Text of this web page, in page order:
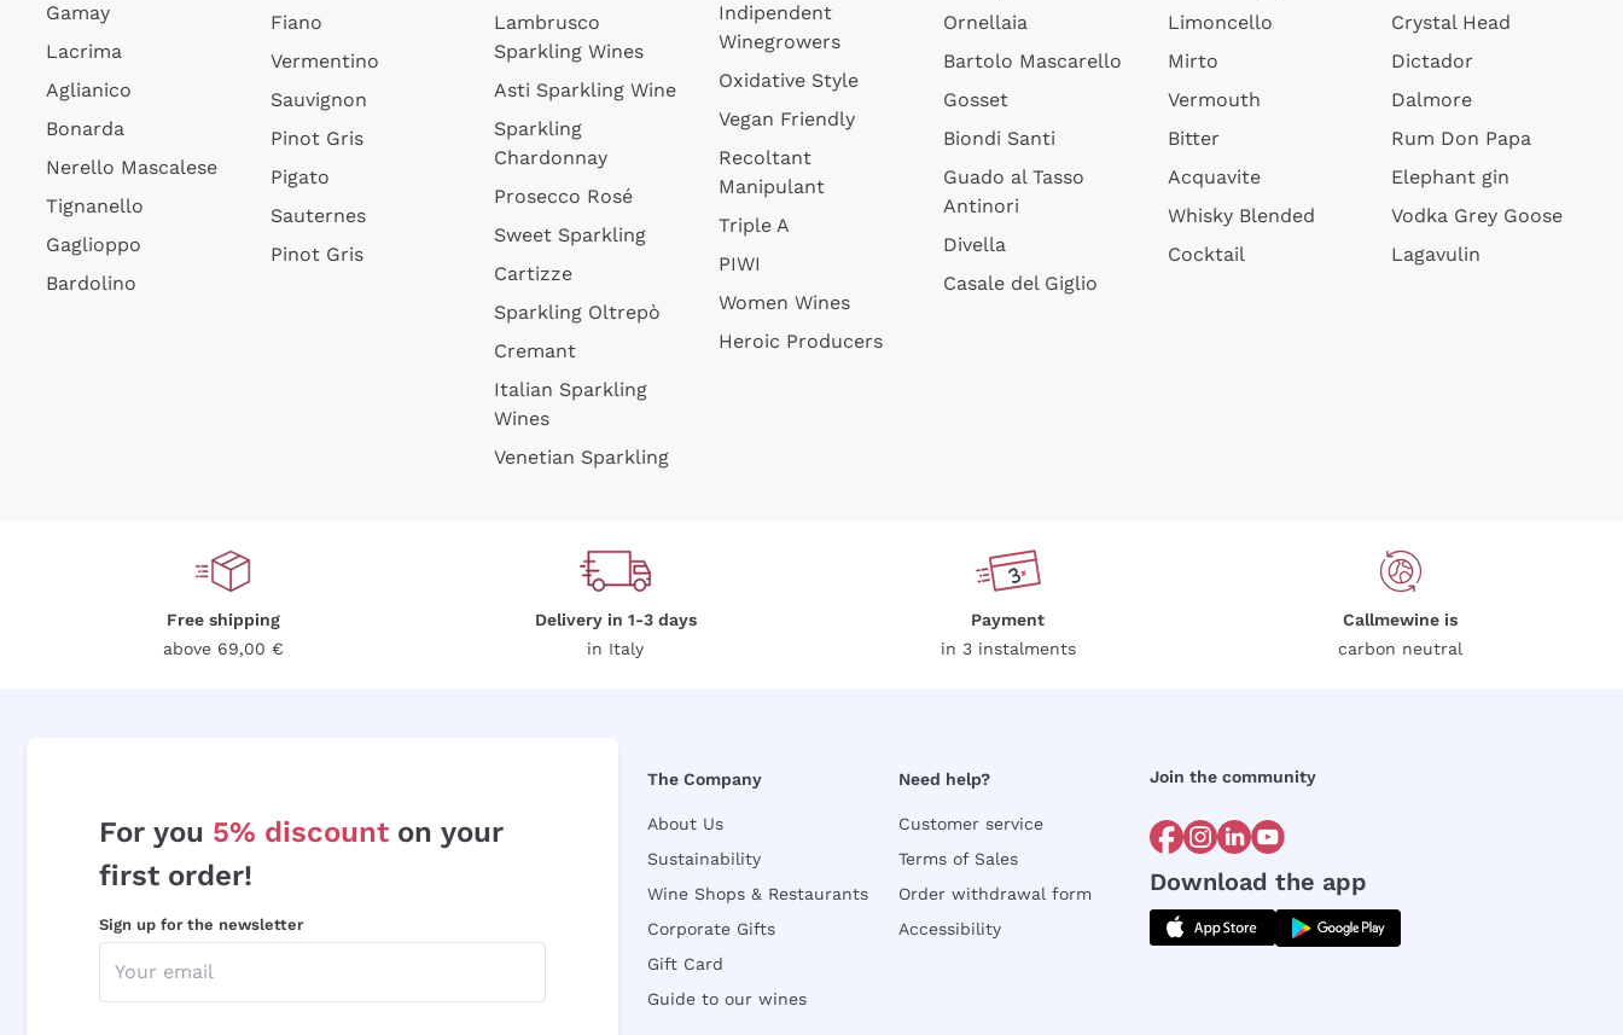
Gamay
Lacrima
Aglianico
Bonarda
Nerello Mascalese
Tignanello
Gaglioppo
Bardolino
Fiano
Vermentino
Sauvignon
Pinot Gris
Pigato
Sauternes
Pinot Gris
Lambrusco
Sparkling Wines
Asti Sparkling Wine
Sparkling
Chardonnay
Prosecco Rosé
Sweet Sparkling
Cartizze
Sparkling Oltrepò
Cremant
Italian Sparkling
Wines
Venetian Sparkling
Indipendent
Winegrowers
Oxidative Style
Vegan Friendly
Recoltant
Manipulant
Triple A
PIWI
Women Wines
Heroic Producers
Ornellaia
Bartolo Mascarello
Gosset
Biondi Santi
Guado al Tasso
Antinori
Divella
Casale del Giglio
Limoncello
Mirto
Vermouth
Bitter
Acquavite
Whisky Blended
Cocktail
Crystal Head
Dictador
Dalmore
Rum Don Papa
Elephant gin
Vodka Grey Goose
Lagavulin
Free shipping
above 69,00 €
Delivery in 1-3 days
in Italy
Payment
in 3 instalments
Callmewine is
carbon neutral
For you 5% discount on your
first order!
Sign up for the newsletter
The Company
About Us
Sustainability
Wine Shops & Restaurants
Corporate Gifts
Gift Card
Guide to our wines
Need help?
Customer service
Terms of Sales
Order withdrawal form
Accessibility
Join the community
Download the app